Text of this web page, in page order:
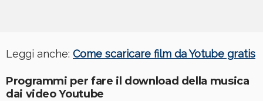
Leggi anche: Come scaricare film da Yotube gratis
Programmi per fare il download della musica
dai video Youtube